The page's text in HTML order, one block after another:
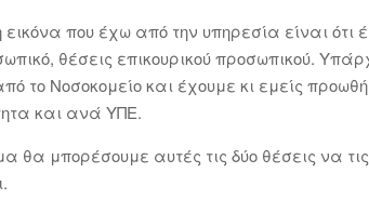
εικόνα που έχω από την υπηρεσία είναι
θέσεις επικουρικού προσωπικού.
το Νοσοκομείο και έχουμε κι εμείς
και ανά ΥΠΕ.
θα μπορέσουμε αυτές τις δύο θέσεις να